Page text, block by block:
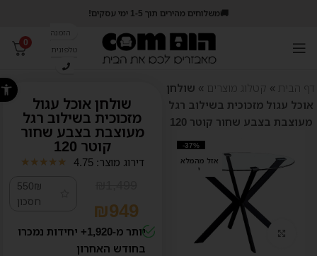
פתח
🚚משלוחים מהירים תוך 1-5 ימי עסקים!
הזמנה
טלפונית
0
דף הבית » קטלוג מוצרים » שולחן
אוכל עגול מזכוכית בשילוב רגל
מעוצבת בצבע שחור קוטר 120
-37%
אזל מהמלא
י
קליק לזום
שולחן אוכל עגול
מזכוכית בשילוב רגל
מעוצבת בצבע שחור
קוטר 120
דירוג מוצר: 4.75 ★
★
★
★
★
₪949
550₪
חסכון
יותר מ-1,920+ יחידות נמכרו
בחודש האחרון